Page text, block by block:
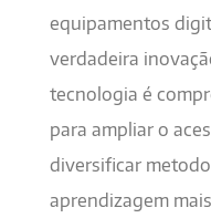
equipamentos
verdadeira
tecnologia é
para ampliar o
diversificar
aprendizagem